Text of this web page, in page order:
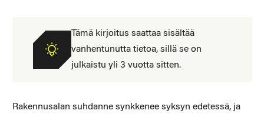
Tämä kirjoitus saattaa sisältää
vanhentunutta tietoa, sillä se on
julkaistu yli 3 vuotta sitten.
Rakennusalan suhdanne synkkenee syksyn edetessä, ja